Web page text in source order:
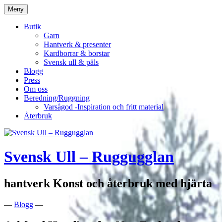
Hoppa
till
innehåll
Meny
Butik
Garn
Hantverk & presenter
Kardborrar & borstar
Svensk ull & päls
Blogg
Press
Om oss
Beredning/Ruggning
Varsågod -Inspiration och fritt material
Återbruk
Svensk Ull – Ruggugglan
hantverk Konst och återbruk med hjärta
— Blogg —